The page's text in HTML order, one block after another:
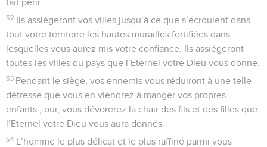
fait périr.
52 Ils assiégeront vos villes jusqu’à ce que s’écroulent dans
tout votre territoire les hautes murailles fortifiées dans
lesquelles vous aurez mis votre confiance. Ils assiégeront
toutes les villes du pays que l’Eternel votre Dieu vous donne.
53 Pendant le siège, vos ennemis vous réduiront à une telle
détresse que vous en viendrez à manger vos propres
enfants ; oui, vous dévorerez la chair des fils et des filles que
l’Eternel votre Dieu vous aura donnés.
54 L’homme le plus délicat et le plus raffiné parmi vous